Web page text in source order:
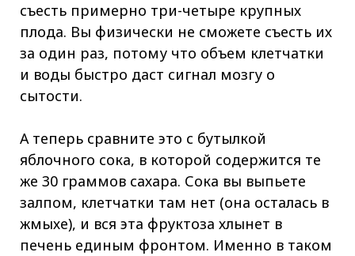
съесть примерно три-четыре крупных
плода. Вы физически не сможете съесть их
за один раз, потому что объем клетчатки
и воды быстро даст сигнал мозгу о
сытости.
А теперь сравните это с бутылкой
яблочного сока, в которой содержится те
же 30 граммов сахара. Сока вы выпьете
залпом, клетчатки там нет (она осталась в
жмыхе), и вся эта фруктоза хлынет в
печень единым фронтом. Именно в таком